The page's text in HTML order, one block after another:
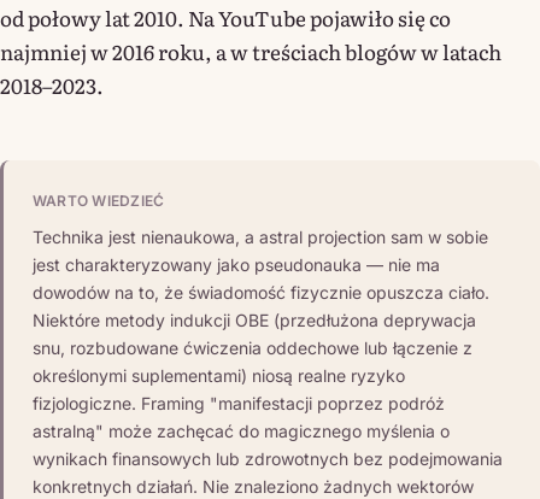
od połowy lat 2010. Na YouTube pojawiło się co
najmniej w 2016 roku, a w treściach blogów w latach
2018–2023.
WARTO WIEDZIEĆ
Technika jest nienaukowa, a astral projection sam w sobie
jest charakteryzowany jako pseudonauka — nie ma
dowodów na to, że świadomość fizycznie opuszcza ciało.
Niektóre metody indukcji OBE (przedłużona deprywacja
snu, rozbudowane ćwiczenia oddechowe lub łączenie z
określonymi suplementami) niosą realne ryzyko
fizjologiczne. Framing "manifestacji poprzez podróż
astralną" może zachęcać do magicznego myślenia o
wynikach finansowych lub zdrowotnych bez podejmowania
konkretnych działań. Nie znaleziono żadnych wektorów